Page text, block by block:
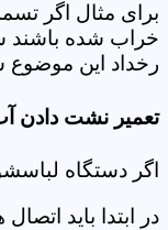
برای مثال اگر
خراب شده باشند
رخداد این موضوع
تعمیر نشت دادن
اگر دستگاه
در ابتدا باید